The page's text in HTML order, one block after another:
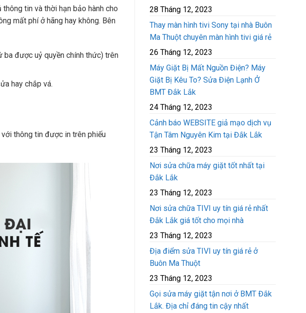
tin và thời hạn bảo hành cho
mất phí ở hãng hay không. Bên
ba được uỷ quyền chính thức) trên
hay chắp vá.
thông tin được in trên phiếu
28 Tháng 12, 2023
Thay màn hình tivi Sony tại nhà Buôn
Ma Thuột chuyên màn hình tivi giá rẻ
26 Tháng 12, 2023
Máy Giặt Bị Mất Nguồn Điện? Máy
Giặt Bị Kêu To? Sửa Điện Lạnh Ở
BMT Đắk Lắk
24 Tháng 12, 2023
Cảnh báo WEBSITE giả mạo dịch vụ
Tận Tâm Nguyên Kim tại Đắk Lắk
23 Tháng 12, 2023
Nơi sửa chữa máy giặt tốt nhất tại
Đắk Lắk
23 Tháng 12, 2023
Nơi sửa chữa TIVI uy tín giá rẻ nhất
Đắk Lắk giá tốt cho mọi nhà
23 Tháng 12, 2023
Địa điểm sửa TIVI uy tín giá rẻ ở
Buôn Ma Thuột
23 Tháng 12, 2023
Gọi sửa máy giặt tận nơi ở BMT Đắk
Lắk. Địa chỉ đáng tin cậy nhất